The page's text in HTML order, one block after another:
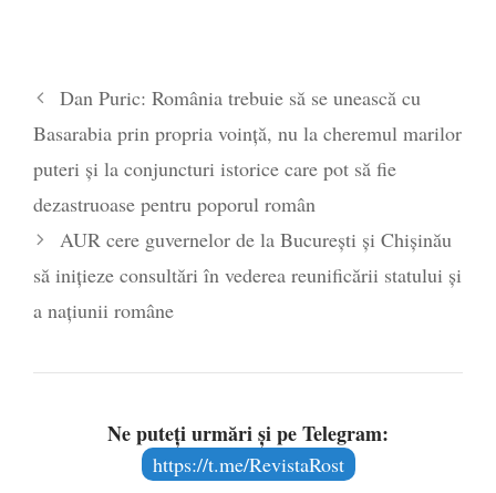
Dan Puric: România trebuie să se unească cu
Basarabia prin propria voință, nu la cheremul marilor
puteri și la conjuncturi istorice care pot să fie
dezastruoase pentru poporul român
AUR cere guvernelor de la București și Chișinău
să inițieze consultări în vederea reunificării statului și
a națiunii române
Ne puteți urmări și pe Telegram:
https://t.me/RevistaRost